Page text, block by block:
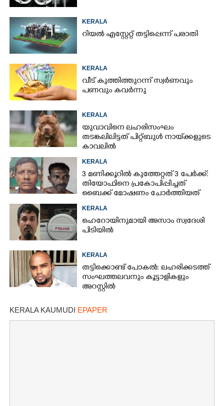
KERALA
റിയൽ എസ്റ്റേറ്റ് തട്ടിപ്പെന്ന് പരാതി
KERALA
വീട് കുത്തിത്തുറന്ന് സ്വർണവും
പണവും കവർന്നു
KERALA
യുവാവിനെ ലഹരിസംഘം
തടങ്കലിലിട്ടത് പിറ്റ്ബുൾ നായ്‌ക്കളുടെ
കാവലിൽ
KERALA
3 മണിക്കൂറിൽ കുത്തേറ്റത് 3 പേർക്ക്:
തിയോഫിനെ പ്രകോപിപ്പിച്ചത്
ബൈക്ക് മോഷണം ചോർത്തിയത്
KERALA
ഹെറോയിനുമായി അസാം സ്വദേശി
പിടിയിൽ
KERALA
തട്ടിക്കൊണ്ട് പോകൽ: ലഹരിക്കടത്ത്
സംഘത്തലവനും കൂട്ടാളികളും
അറസ്റ്റിൽ
KERALA KAUMUDI EPAPER